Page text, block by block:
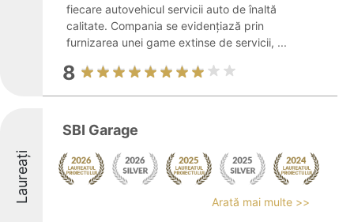
fiecare autovehicul servicii auto de înaltă
calitate. Compania se evidențiază prin
furnizarea unei game extinse de servicii, ...
8
Laureați
SBI Garage
Arată mai multe >>